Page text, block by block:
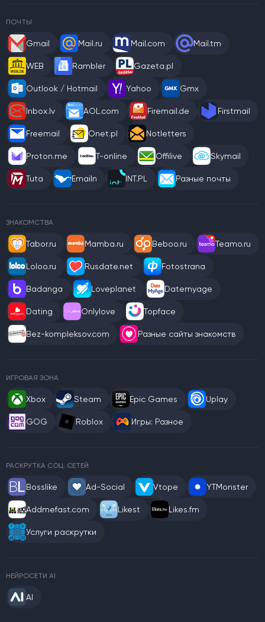
ПОЧТЫ
Gmail Mail.ru Mail.com Mail.tm
WEB Rambler Gazeta.pl
Outlook / Hotmail Yahoo Gmx
Inbox.lv AOL.com Firemail.de Firstmail
Freemail Onet.pl Notletters
Proton.me T-online Offilive Skymail
Tuta Emailn INT.PL Разные почты
ЗНАКОМСТВА
Tabor.ru Mamba.ru Beboo.ru Teamo.ru
Loloo.ru Rusdate.net Fotostrana
Badanga Loveplanet Datemyage
Dating Onlylove Topface
Bez-kompleksov.com Разные сайты знакомств
ИГРОВАЯ ЗОНА
Xbox Steam Epic Games Uplay
GOG Roblox Игры: Разное
РАСКРУТКА СОЦ. СЕТЕЙ
Bosslike Ad-Social Vtope YTMonster
Addmefast.com Likest Likes.fm
Услуги раскрутки
НЕЙРОСЕТИ AI
AI